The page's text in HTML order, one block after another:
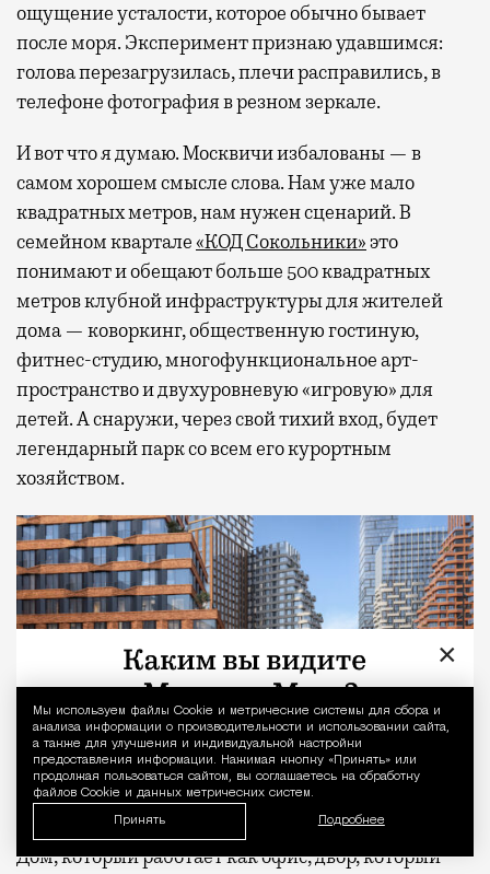
Уведомление
Мы используем файлы Сookie и метрические системы для сбора и
анализа информации о производительности и использовании сайта,
а также для улучшения и индивидуальной настройки
предоставления информации. Нажимая кнопку «Принять» или
продолжая пользоваться сайтом, вы соглашаетесь на обработку
файлов Cookie и данных метрических систем.
Принять Подробнее
ощущение усталости, которое обычно бывает
после моря. Эксперимент признаю удавшимся:
голова перезагрузилась, плечи расправились, в
телефоне фотография в резном зеркале.
И вот что я думаю. Москвичи избалованы — в
самом хорошем смысле слова. Нам уже мало
квадратных метров, нам нужен сценарий. В
семейном квартале«КОД Сокольники»это
понимают и обещают больше 500 квадратных
метров клубной инфраструктуры для жителей
дома — коворкинг, общественную гостиную,
фитнес-студию, многофункциональное арт-
пространство и двухуровневую «игровую» для
детей. А снаружи, через свой тихий вход, будет
легендарный парк со всем его курортным
хозяйством.
Дом, который работает как офис, двор, который
×